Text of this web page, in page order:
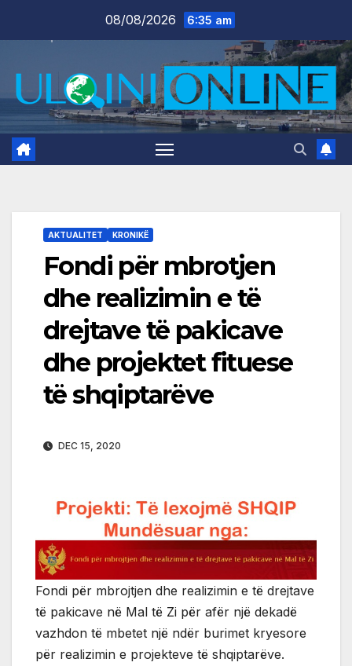
08/08/2026 6:35 am
AKTUALITET KRONIKË
Fondi për mbrotjen
dhe realizimin e të
drejtave të pakicave
dhe projektet fituese
të shqiptarëve
DEC 15, 2020
Fondi për mbrojtjen dhe realizimin e të drejtave
të pakicave në Mal të Zi për afër një dekadë
vazhdon të mbetet një ndër burimet kryesore
për realizimin e projekteve të shqiptarëve.